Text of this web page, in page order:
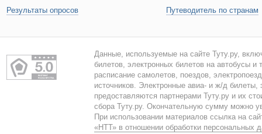
Результаты опросов
Путеводитель по странам
Данные, используемые на сайте Туту.ру,
билетов, электронных билетов на автобусы и
расписание самолетов, поездов,
источников. Электронные авиа- и ж/д билеты,
предоставляются партнерами Туту.ру и их
сбора Туту.ру. Окончательную сумму можно
При использовании материалов ссылка на
«НТТ» в отношении обработки персональных